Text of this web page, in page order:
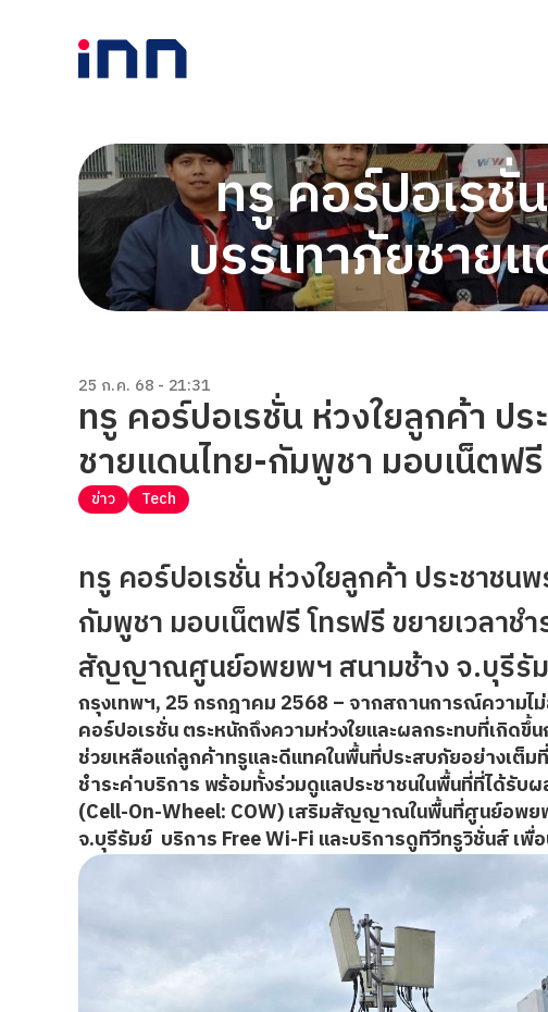
ทรู คอร์ปอเรชั่
บรรเทาภัยชาย
25 ก.ค. 68 - 21:31
ทรู คอร์ปอเรชั่น ห่วงใยลูกค้า ป
ชายแดนไทย-กัมพูชา มอบเน็ตฟ
ข่าว Tech
ทรู คอร์ปอเรชั่น ห่วงใยลูกค้า ประชาชน
กัมพูชา มอบเน็ตฟรี โทรฟรี ขยายเวลาช
สัญญาณศูนย์อพยพฯ สนามช้าง จ.บุรีรั
กรุงเทพฯ, 25 กรกฎาคม 2568 – จากสถานการณ์ความไ
คอร์ปอเรชั่น ตระหนักถึงความห่วงใยและผลกระทบที่เกิดขึ้
ช่วยเหลือแก่ลูกค้าทรูและดีแทคในพื้นที่ประสบภัยอย่างเต็ม
ชำระค่าบริการ พร้อมทั้งร่วมดูแลประชาชนในพื้นที่ที่ได้รับ
(Cell-On-Wheel: COW) เสริมสัญญาณในพื้นที่ศูนย์อพย
จ.บุรีรัมย์ บริการ Free Wi-Fi และบริการดูทีวีทรูวิชั่นส์ เพื่